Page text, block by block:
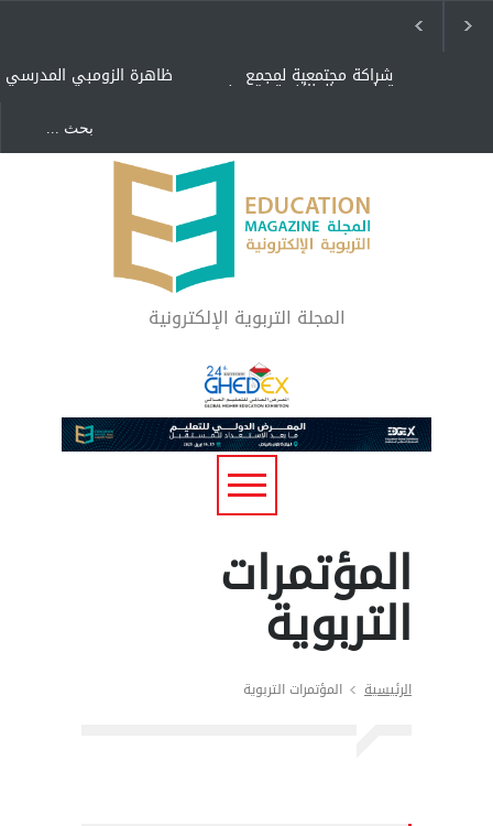
ظاهرة الزومبي المدرسي شراكة مجتمعية لمجمع
تعليمي بالطائف تستهدف
"كنت أنضرب ومافيني إلا
العافية" هل هذا مبرر
لاستمرار أسلوب التربية
المتوارث؟
لماذا تعد برامج توعية الأطفال
بخصوصية الجسد وقاية لا
فضول؟
المجلة التربوية الإلكترونية
المؤتمرات
التربوية
الرئيسية المؤتمرات التربوية